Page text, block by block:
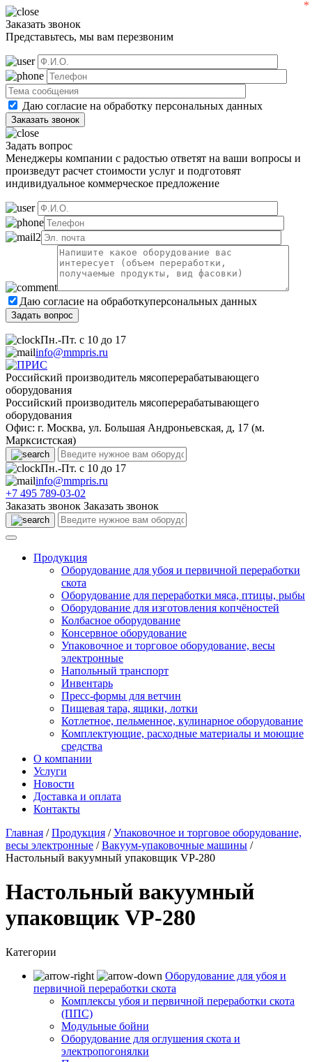
Заказать звонок
Представьтесь, мы вам перезвоним
Даю согласие на обработку персональных данных
Задать вопрос
Менеджеры компании с радостью ответят на ваши вопросы и
произведут расчет стоимости услуг и подготовят
индивидуальное коммерческое предложение
Даю согласие на обработкуперсональных данных
Пн.-Пт. с 10 до 17
info@mmpris.ru
Российский производитель мясоперерабатывающего
оборудования
Российский производитель мясоперерабатывающего
оборудования
Офис: г. Москва, ул. Большая Андроньевская, д, 17 (м.
Марксистская)
Пн.-Пт. с 10 до 17
info@mmpris.ru
+7 495 789-03-02
Заказать звонок Заказать звонок
Продукция
Оборудование для убоя и первичной переработки
скота
Оборудование для переработки мяса, птицы, рыбы
Оборудование для изготовления копчёностей
Колбасное оборудование
Консервное оборудование
Упаковочное и торговое оборудование, весы
электронные
Напольный транспорт
Инвентарь
Пресс-формы для ветчин
Пищевая тара, ящики, лотки
Котлетное, пельменное, кулинарное оборудование
Комплектующие, расходные материалы и моющие
средства
О компании
Услуги
Новости
Доставка и оплата
Контакты
Главная /Продукция /Упаковочное и торговое оборудование,
весы электронные /Вакуум-упаковочные машины /
Настольный вакуумный упаковщик VP-280
Настольный вакуумный
упаковщик VP-280
Категории
Оборудование для убоя и
первичной переработки скота
Комплексы убоя и первичной переработки скота
(ППС)
Модульные бойни
Оборудование для оглушения скота и
электропогонялки